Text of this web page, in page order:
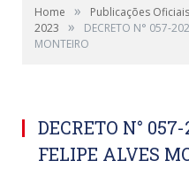
Home » Publicações Oficiais
2023
»
DECRETO N° 057-
MONTEIRO
DECRETO N°
FELIPE ALVES